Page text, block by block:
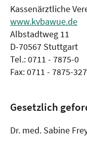
Kassenärztliche
www.kvbawue.de
Albstadtweg 11
D-70567 Stuttgart
Tel.: 0711 - 7875-0
Fax: 0711 - 7875-
Gesetzlich
Dr. med. Sabine